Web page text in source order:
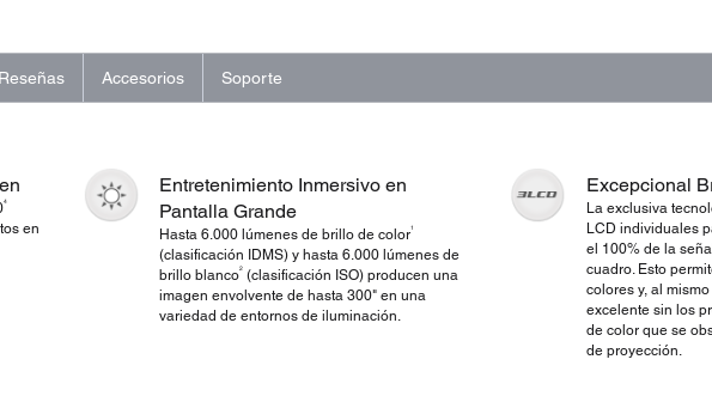
Reseñas Accesorios Soporte
4
en
Entretenimiento Inmersivo en
Pantalla Grande
Hasta 6.000 lúmenes de brillo de color1
(clasificación IDMS) y hasta 6.000 lúmenes de
brillo blanco2 (clasificación ISO) producen una
imagen envolvente de hasta 300" en una
variedad de entornos de iluminación.
Excepcional
La exclusiva
LCD individuales
el 100% de la
cuadro. Esto
colores y, al
excelente sin los
de color que se
de proyección.